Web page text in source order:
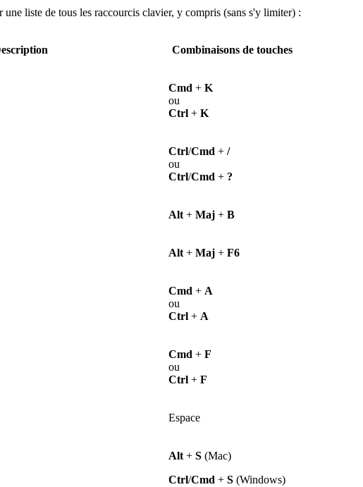
liste de tous les raccourcis clavier, y compris (sans s'y limiter) :
Combinaisons de touches
Cmd + K
ou
Ctrl + K
Ctrl/Cmd + /
ou
Ctrl/Cmd + ?
Alt + Maj + B
Alt + Maj + F6
Cmd + A
ou
Ctrl + A
Cmd + F
ou
Ctrl + F
Espace
Alt + S (Mac)
Ctrl/Cmd + S (Windows)